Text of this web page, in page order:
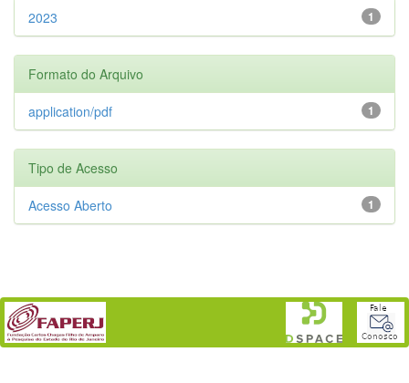
1
2023
Formato do Arquivo
1
application/pdf
Tipo de Acesso
1
Acesso Aberto